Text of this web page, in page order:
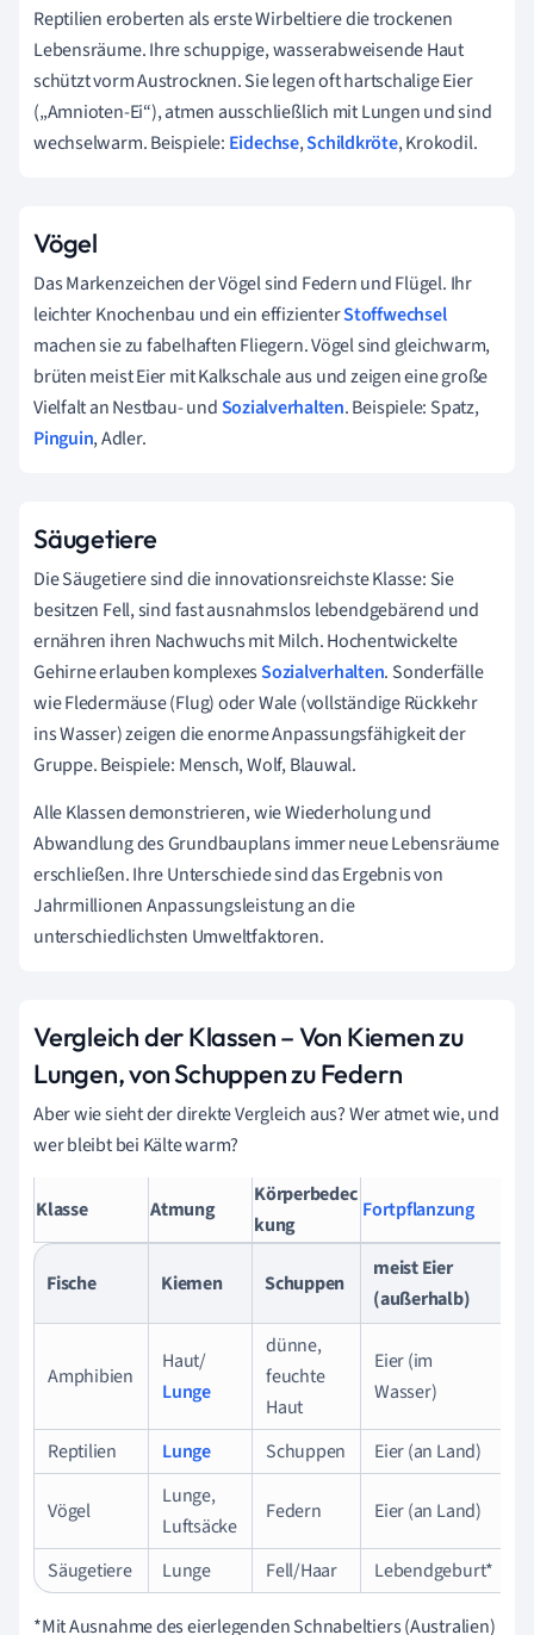
Reptilien eroberten als erste Wirbeltiere die trockenen
Lebensräume. Ihre schuppige, wasserabweisende Haut
schützt vorm Austrocknen. Sie legen oft hartschalige Eier
(„Amnioten-Ei“), atmen ausschließlich mit Lungen und sind
wechselwarm. Beispiele: Eidechse,Schildkröte, Krokodil.
Vögel
Das Markenzeichen der Vögel sind Federn und Flügel. Ihr
leichter Knochenbau und ein effizienterStoffwechsel
machen sie zu fabelhaften Fliegern. Vögel sind gleichwarm,
brüten meist Eier mit Kalkschale aus und zeigen eine große
Vielfalt an Nestbau- undSozialverhalten. Beispiele: Spatz,
Pinguin, Adler.
Säugetiere
Die Säugetiere sind die innovationsreichste Klasse: Sie
besitzen Fell, sind fast ausnahmslos lebendgebärend und
ernähren ihren Nachwuchs mit Milch. Hochentwickelte
Gehirne erlauben komplexesSozialverhalten. Sonderfälle
wie Fledermäuse (Flug) oder Wale (vollständige Rückkehr
ins Wasser) zeigen die enorme Anpassungsfähigkeit der
Gruppe. Beispiele: Mensch, Wolf, Blauwal.
Alle Klassen demonstrieren, wie Wiederholung und
Abwandlung des Grundbauplans immer neue Lebensräume
erschließen. Ihre Unterschiede sind das Ergebnis von
Jahrmillionen Anpassungsleistung an die
unterschiedlichsten Umweltfaktoren.
Vergleich der Klassen – Von Kiemen zu
Lungen, von Schuppen zu Federn
Aber wie sieht der direkte Vergleich aus? Wer atmet wie, und
wer bleibt bei Kälte warm?
Klasse Atmung
Körperbedec
kung
Fortpflanzung
Fische Kiemen Schuppen
meist Eier
(außerhalb)
Amphibien
Haut/
Lunge
dünne,
feuchte
Haut
Eier (im
Wasser)
Reptilien Lunge Schuppen Eier (an Land)
Vögel
Lunge,
Luftsäcke
Federn Eier (an Land)
Säugetiere Lunge Fell/Haar Lebendgeburt*
*Mit Ausnahme des eierlegenden Schnabeltiers (Australien)